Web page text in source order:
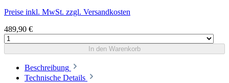
Preise inkl. MwSt. zzgl. Versandkosten
489,90 €
In den Warenkorb
Beschreibung
Technische Details